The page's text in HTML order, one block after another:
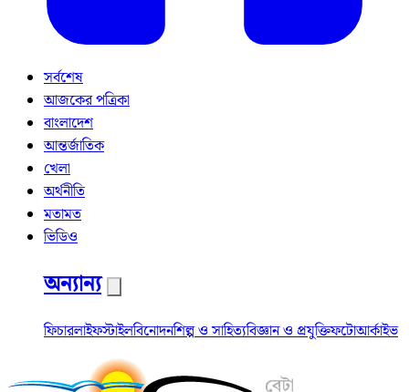
সর্বশেষ
আজকের পত্রিকা
বাংলাদেশ
আন্তর্জাতিক
খেলা
অর্থনীতি
মতামত
ভিডিও
অন্যান্য
ফিচারলাইফস্টাইলবিনোদনশিল্প ও সাহিত্যবিজ্ঞান ও প্রযুক্তিফটোআর্কাইভ